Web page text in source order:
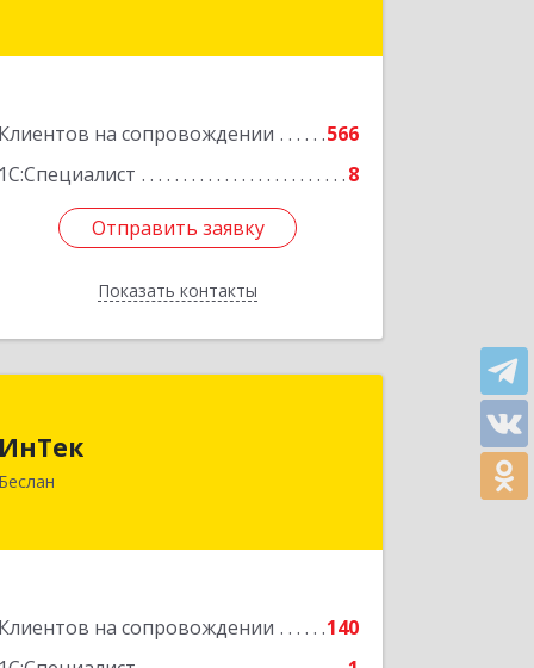
Клиентов на сопровождении
566
1С:Специалист
8
Отправить заявку
Показать контакты
Подробнее
Отправить заявку
Назад
ИнТек
Беслан
Клиентов на сопровождении
140